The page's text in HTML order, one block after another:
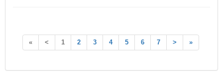
« < 1 2 3 4 5 6 7 > »